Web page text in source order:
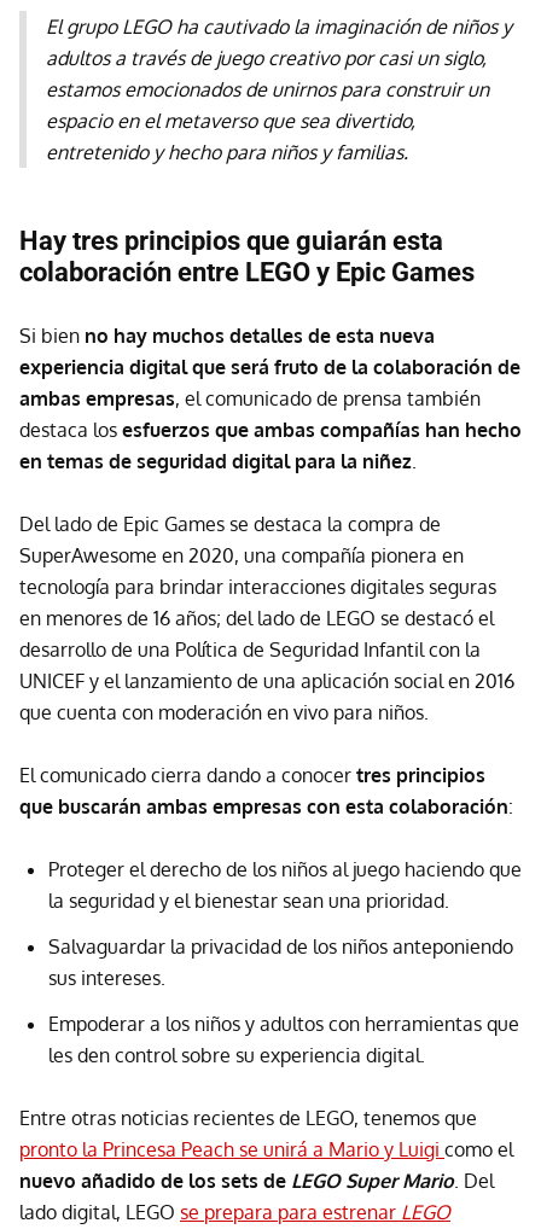
El grupo LEGO ha cautivado la imaginación de niños y
adultos a través de juego creativo por casi un siglo,
estamos emocionados de unirnos para construir un
espacio en el metaverso que sea divertido,
entretenido y hecho para niños y familias.
Hay tres principios que guiarán esta
colaboración entre LEGO y Epic Games
Si bien no hay muchos detalles de esta nueva
experiencia digital que será fruto de la colaboración de
ambas empresas, el comunicado de prensa también
destaca los esfuerzos que ambas compañías han hecho
en temas de seguridad digital para la niñez
Del lado de Epic Games se destaca la compra de
SuperAwesome en 2020, una compañía pionera en
tecnología para brindar interacciones digitales seguras
en menores de 16 años; del lado de LEGO se destacó el
desarrollo de una Política de Seguridad Infantil con la
UNICEF y el lanzamiento de una aplicación social en 2016
que cuenta con moderación en vivo para niños.
El comunicado cierra dando a conocer tres principios
que buscarán ambas empresas con esta colaboración:
Proteger el derecho de los niños al juego haciendo que
la seguridad y el bienestar sean una prioridad.
Salvaguardar la privacidad de los niños anteponiendo
sus intereses.
Empoderar a los niños y adultos con herramientas que
les den control sobre su experiencia digital.
Entre otras noticias recientes de LEGO, tenemos que
pronto la Princesa Peach se unirá a Mario y Luigi como el
nuevo añadido de los sets de LEGO Super Mario. Del
lado digital, LEGO se prepara para estrenar LEGO